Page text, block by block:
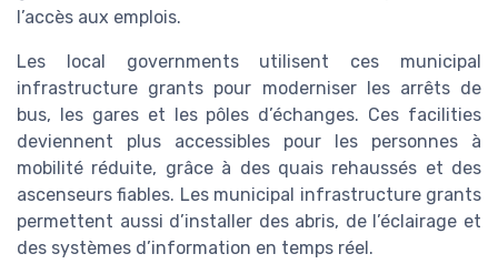
l’accès aux emplois.
Les local governments utilisent ces municipal
infrastructure grants pour moderniser les arrêts de
bus, les gares et les pôles d’échanges. Ces facilities
deviennent plus accessibles pour les personnes à
mobilité réduite, grâce à des quais rehaussés et des
ascenseurs fiables. Les municipal infrastructure grants
permettent aussi d’installer des abris, de l’éclairage et
des systèmes d’information en temps réel.